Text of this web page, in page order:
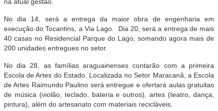
No dia 14, será a entrega da maior obra de engenharia em
execução do Tocantins, a Via Lago. Dia 20, será a entrega de mais
40 casas no Residencial Parque do Lago, somando agora mais de
200 unidades entregues no setor.
No dia 28, as famílias araguainenses contarão com a primeira
Escola de Artes do Estado. Localizada no Setor Maracanã, a Escola
de Artes Raimundo Paulino será entregue e ofertará aulas gratuitas
de música (violão, teclado, bateria e outros), artes (teatro, dança,
pintura), além do artesanato com materiais recicláveis.